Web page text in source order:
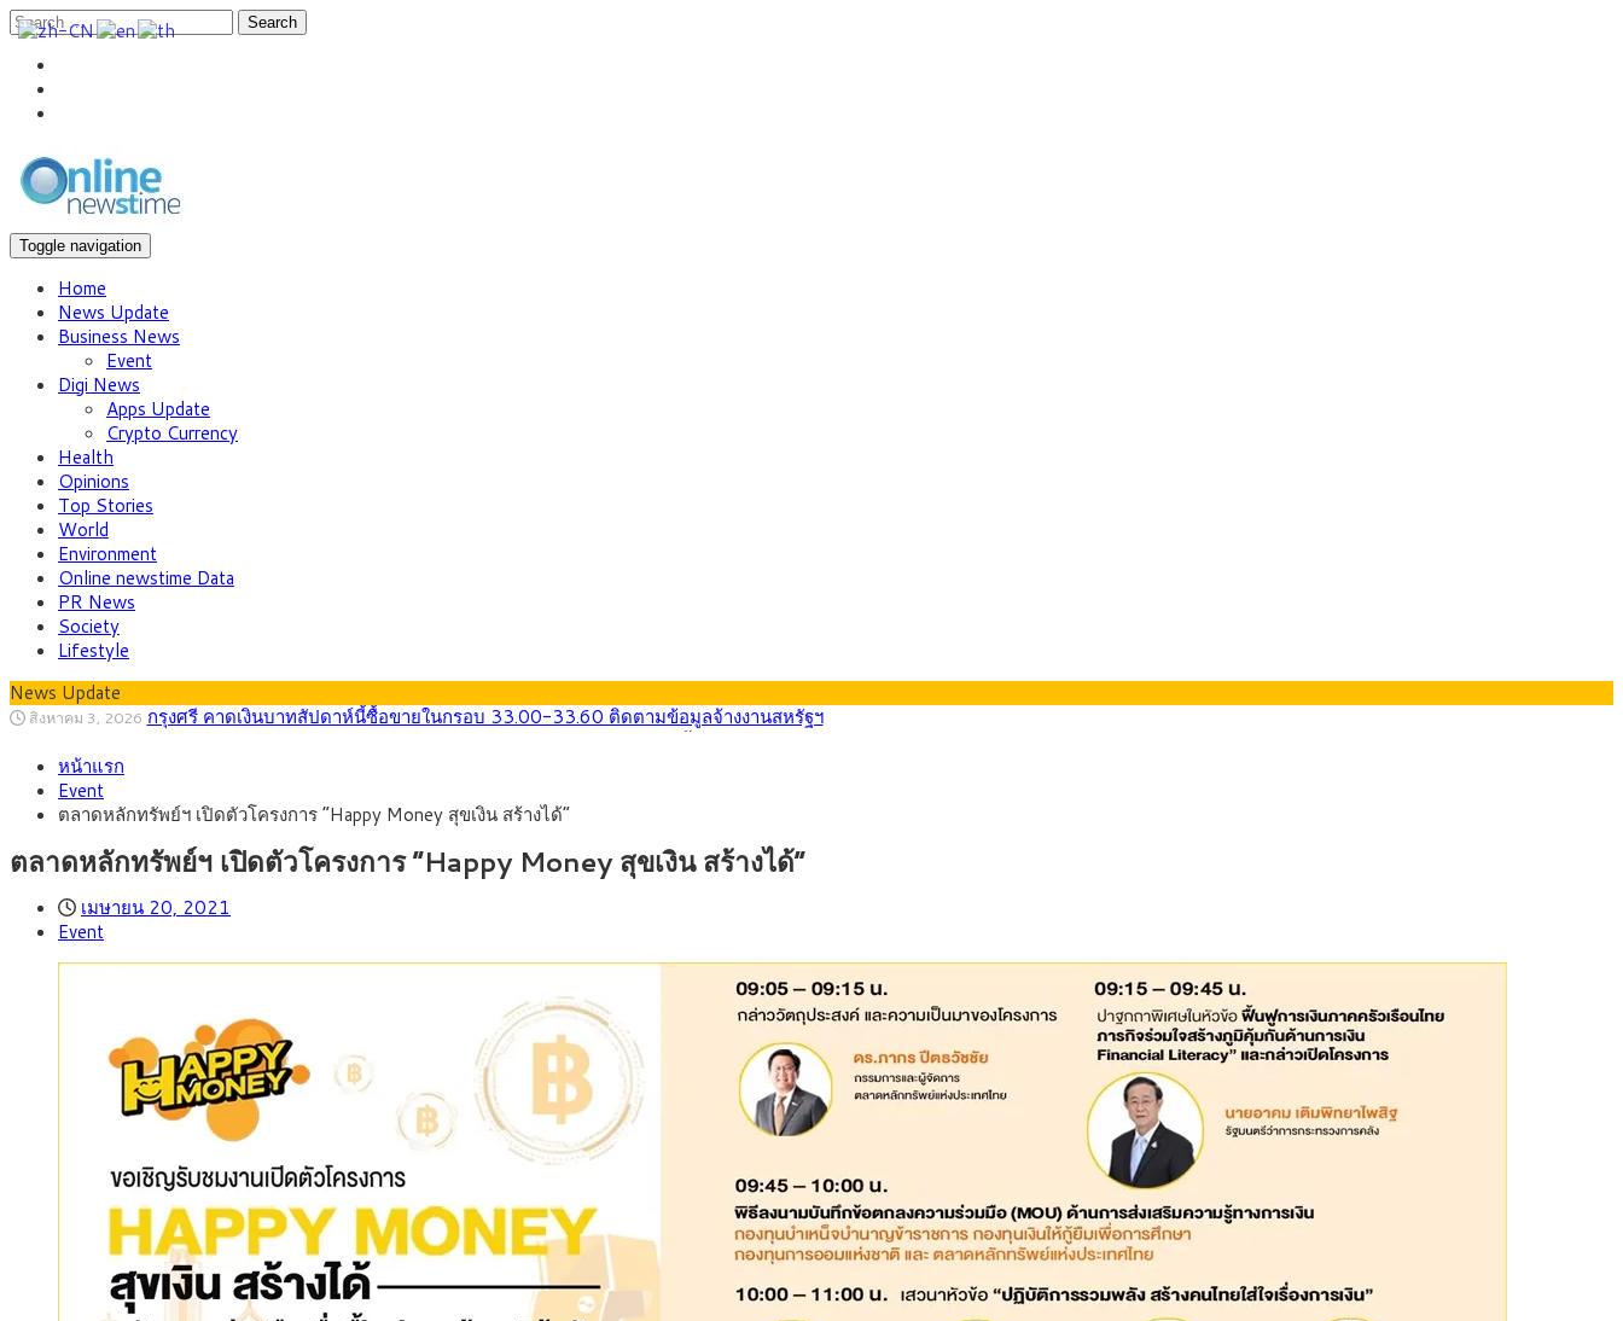
Search
Toggle navigation
Home
News Update
Business News
Event
Digi News
Apps Update
Crypto Currency
Health
Opinions
Top Stories
World
Environment
Online newstime Data
PR News
Society
Lifestyle
News Update
สิงหาคม 3, 2026 กรุงศรี คาดเงินบาทสัปดาห์นี้ซื้อขายในกรอบ 33.00-33.60 ติดตามข้อมูลจ้างงานสหรัฐฯ
กรกฎาคม 27, 2026
กรกฎาคม 27, 2026
สิงหาคม 5, 2026 ครม.ไฟเขียวหลักการ ร่าง พ.ร.ฎ. เปิดทาง รฟม.เดินหน้ารถไฟฟ้าสงขลา โมโนเรล 12.54 กม. เชื่อมเมืองหาดใหญ่
สิงหาคม 4, 2026 สธ.ชี้ รพ.รัฐแบกรับผู้ป่วยบัตรทอง 87% แต่ได้งบรายหัวเพียง 2,618 บาท เสนอทบทวนจัดสรรงบให้สอดคล้องภาระงานจริง
สิงหาคม 3, 2026 กรุงศรี คาดเงินบาทสัปดาห์นี้ซื้อขายในกรอบ 33.00-33.60 ติดตามข้อมูลจ้างงานสหรัฐฯ
หน้าแรก
Event
ตลาดหลักทรัพย์ฯ เปิดตัวโครงการ “Happy Money สุขเงิน สร้างได้”
ตลาดหลักทรัพย์ฯ เปิดตัวโครงการ “Happy Money สุขเงิน สร้างได้”
เมษายน 20, 2021
Event